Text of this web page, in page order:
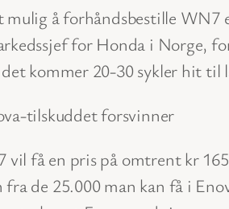
å forhåndsbestille
for Honda i Norge,
det kommer 20-30 sykler hit
tilskuddet forsvinner
vil få en pris på omtrent kr
fra de 25.000 man kan få i